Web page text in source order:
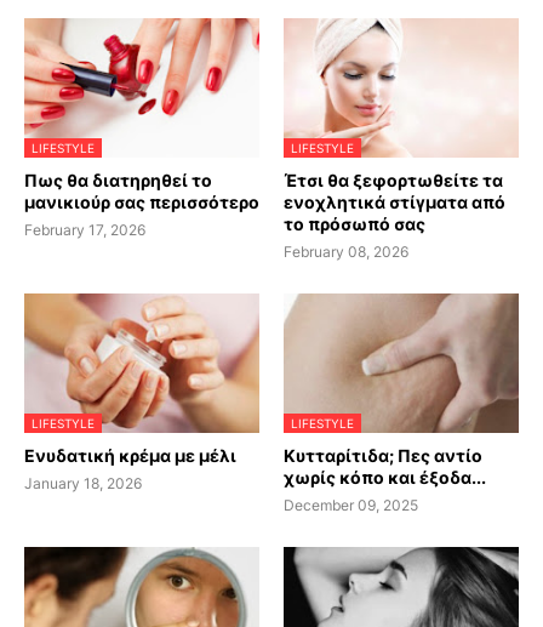
LIFESTYLE
Πως θα διατηρηθεί το
μανικιούρ σας περισσότερο
February 17, 2026
LIFESTYLE
Έτσι θα ξεφορτωθείτε τα
ενοχλητικά στίγματα από
το πρόσωπό σας
February 08, 2026
LIFESTYLE
Ενυδατική κρέμα με μέλι
January 18, 2026
LIFESTYLE
Κυτταρίτιδα; Πες αντίο
χωρίς κόπο και έξοδα...
December 09, 2025